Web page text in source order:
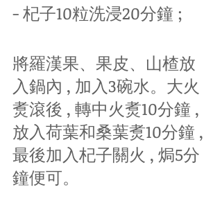
- 杞子10粒洗浸20分鐘 ;
將羅漢果、果皮、山楂放
入鍋內 , 加入3碗水。大火
煑滾後 , 轉中火煑10分鐘 ,
放入荷葉和桑葉煑10分鐘 ,
最後加入杞子關火 , 焗5分
鐘便可。